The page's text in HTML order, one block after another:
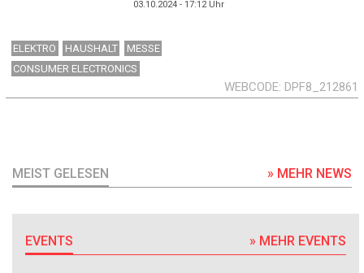
03.10.2024 - 17:12Uhr
ELEKTRO HAUSHALT
MESSE
CONSUMER ELECTRONICS
WEBCODE DPF8_212861
MEIST GELESEN » MEHR NEWS
EVENTS » MEHR EVENTS